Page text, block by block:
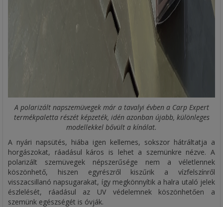
A polarizált napszemüvegek már a tavalyi évben a Carp Expert
termékpaletta részét képzeték, idén azonban újabb, különleges
modellekkel bővült a kínálat.
A nyári napsütés, hiába igen kellemes, sokszor hátráltatja a
horgászokat, ráadásul káros is lehet a szemünkre nézve. A
polarizált szemüvegek népszerűsége nem a véletlennek
köszönhető, hiszen egyrészről kiszűrik a vízfelszínről
visszacsillanó napsugarakat, így megkönnyítik a halra utaló jelek
észlelését, ráadásul az UV védelemnek köszönhetően a
szemünk egészségét is óvják.